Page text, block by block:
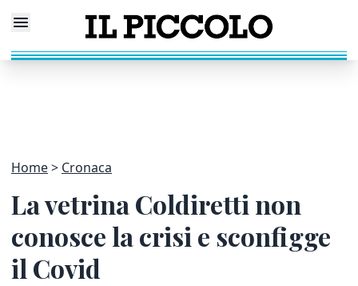
Home Cronaca
La vetrina Coldiretti non
conosce la crisi e sconfigge
il Covid